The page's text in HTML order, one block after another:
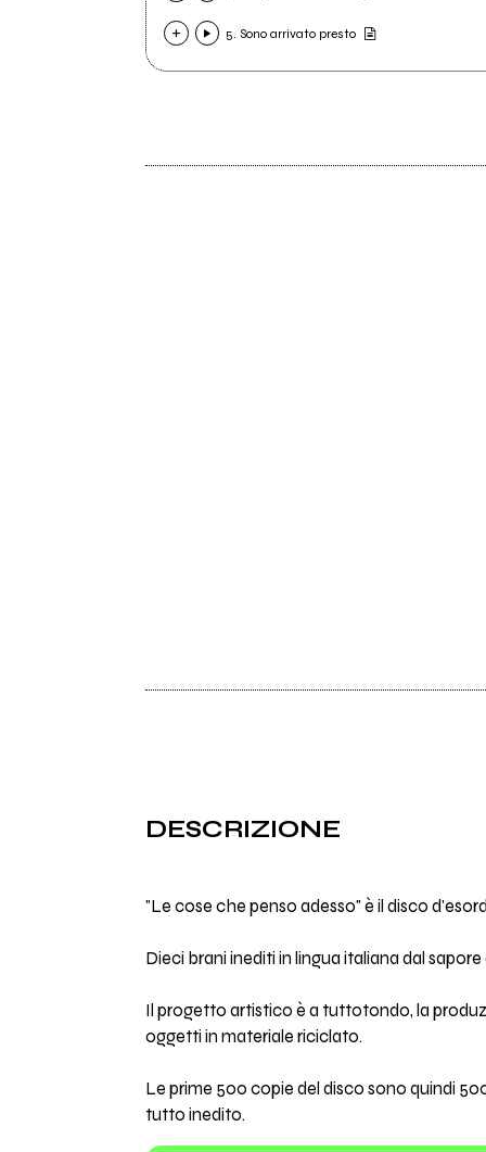
5. Sono arrivato presto
DESCRIZIONE
"Le cose che penso adesso" è il disco
Dieci brani inediti in lingua italiana dal
Il progetto artistico è a tuttotondo, la
oggetti in materiale riciclato.
Le prime 500 copie del disco sono quindi
tutto inedito.